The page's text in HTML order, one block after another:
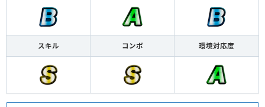
スキル コンボ 環境対応度